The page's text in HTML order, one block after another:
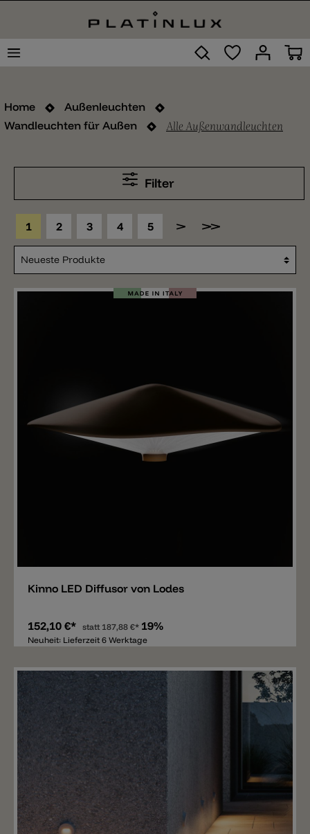
Home
Außenleuchten
Wandleuchten für Außen
Alle Außenwandleuchten
Filter
1 2 3 4 5
Kinno LED Diffusor von Lodes
152,10 €* statt 187,88 €* 19%
Neuheit: Lieferzeit 6 Werktage